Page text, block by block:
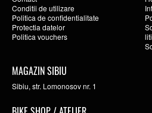
Conditii de utilizare
Politica de confidentialitate
Protectia datelor
Politica vouchers
MAGAZIN SIBIU
Sibiu, str. Lomonosov nr. 1